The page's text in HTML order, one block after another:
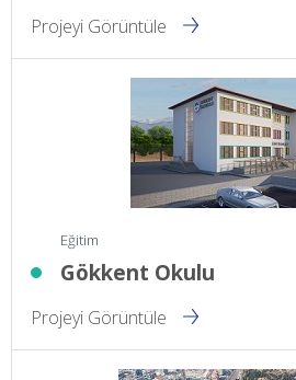
Projeyi Görüntüle
Eğitim
Gökkent Okulu
Projeyi Görüntüle